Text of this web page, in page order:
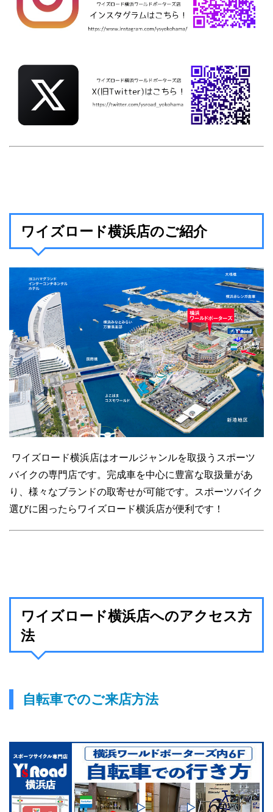
ワイズロード横浜店のご紹介
ワイズロード横浜店はオールジャンルを取扱うスポーツ
バイクの専門店です。完成車を中心に豊富な取扱量があ
り、様々なブランドの取寄せが可能です。スポーツバイク
選びに困ったらワイズロード横浜店が便利です！
ワイズロード横浜店へのアクセス方
法
自転車でのご来店方法